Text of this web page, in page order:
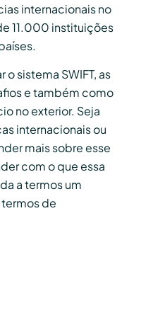
internacionais no
11.000 instituições
sistema SWIFT, as
e também como
no exterior. Seja
internacionais ou
mais sobre esse
com o que essa
a termos um
de